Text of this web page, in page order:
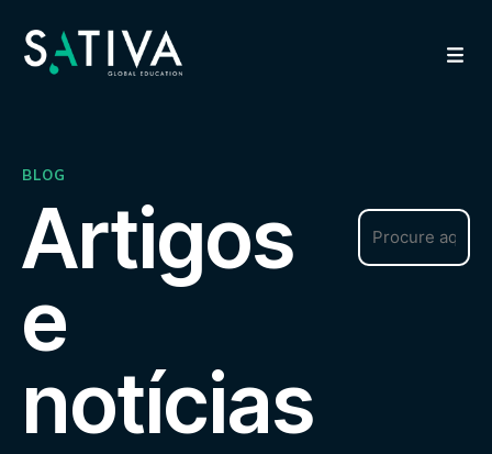
BLOG
Artigos
e
notícias